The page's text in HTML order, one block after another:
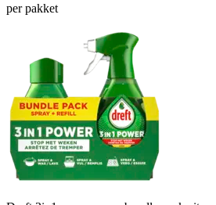
per pakket